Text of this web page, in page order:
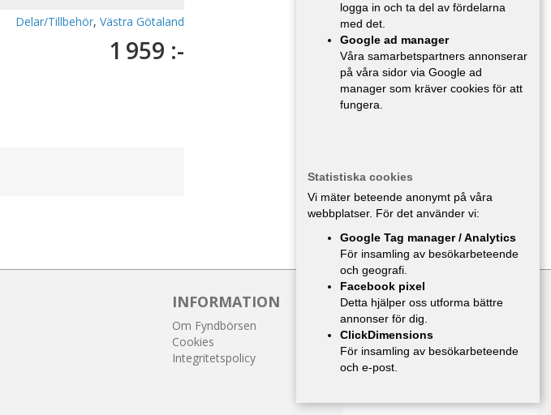
Delar/Tillbehör, Västra Götaland
1 959 :-
INFORMATION
Om Fyndbörsen
Cookies
Integritetspolicy
logga in och ta del av fördelarna
med det.
Google ad manager
Våra samarbetspartners annonserar
på våra sidor via Google ad
manager som kräver cookies för att
fungera.
Statistiska cookies
Vi mäter beteende anonymt på våra
webbplatser. För det använder vi:
Google Tag manager / Analytics
För insamling av besökarbeteende
och geografi.
Facebook pixel
Detta hjälper oss utforma bättre
annonser för dig.
ClickDimensions
För insamling av besökarbeteende
och e-post.